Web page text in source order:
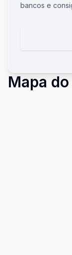
bancos e
Mapa